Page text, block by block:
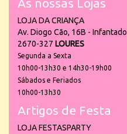
As nossas Lojas
LOJA DA CRIANÇA
Av. Diogo Cão, 16B - Infantado
2670-327 LOURES
Segunda a Sexta
10h00-13h30 e 14h30-19h00
Sábados e Feriados
10h00-13h30
Artigos de Festa
LOJA FESTASPARTY